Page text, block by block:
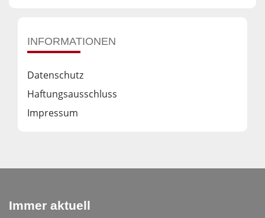
INFORMATIONEN
Datenschutz
Haftungsausschluss
Impressum
Immer aktuell